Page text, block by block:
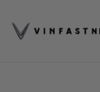
qua